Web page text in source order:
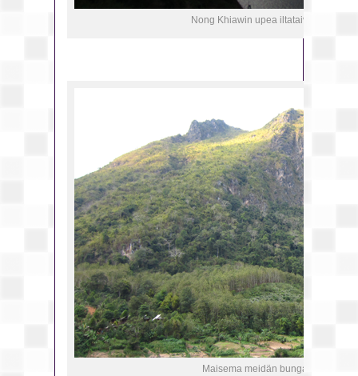
Nong Khiawin upea iltataivas
Maisema meidän bungalowin